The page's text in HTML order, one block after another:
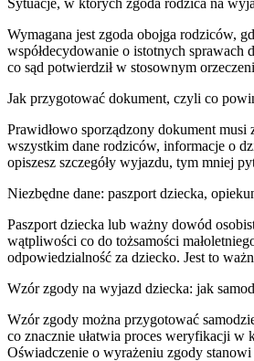
Wymagana jest zgoda obojga rodziców,
współdecydowanie o istotnych
co sąd potwierdził w stosownym
Jak przygotować dokument, czyli co
Prawidłowo sporządzony dokument
wszystkim dane rodziców, informacje o
opiszesz szczegóły wyjazdu, tym mniej
Niezbędne dane: paszport dziecka,
Paszport dziecka lub ważny dowód
wątpliwości co do tożsamości
odpowiedzialność za dziecko. Jest to
Wzór zgody na wyjazd dziecka: jak
Wzór zgody można przygotować
co znacznie ułatwia proces weryfikacji w
Oświadczenie o wyrażeniu zgody